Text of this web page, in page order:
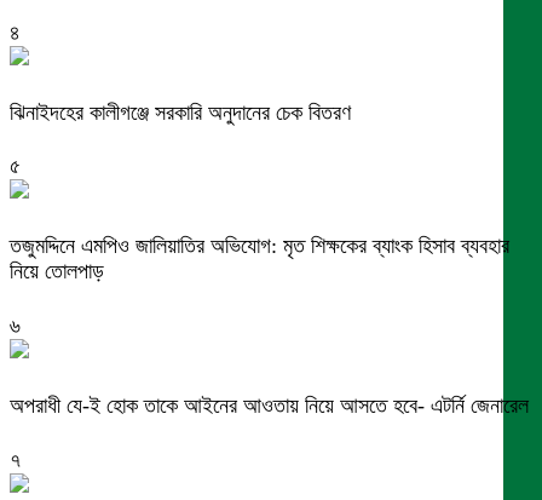
৪
ঝিনাইদহের কালীগঞ্জে সরকারি অনুদানের চেক বিতরণ
৫
তজুমদ্দিনে এমপিও জালিয়াতির অভিযোগ: মৃত শিক্ষকের ব্যাংক হিসাব ব্যবহার
নিয়ে তোলপাড়
৬
অপরাধী যে-ই হোক তাকে আইনের আওতায় নিয়ে আসতে হবে- এটর্নি জেনারেল
৭